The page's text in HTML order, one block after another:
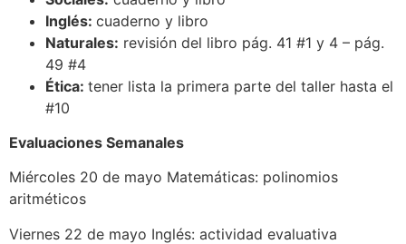
Inglés: cuaderno y libro
Naturales: revisión del libro pág. 41 #1 y 4 – pág.
49 #4
Ética: tener lista la primera parte del taller hasta el
#10
Evaluaciones Semanales
Miércoles 20 de mayo Matemáticas: polinomios
aritméticos
Viernes 22 de mayo Inglés: actividad evaluativa